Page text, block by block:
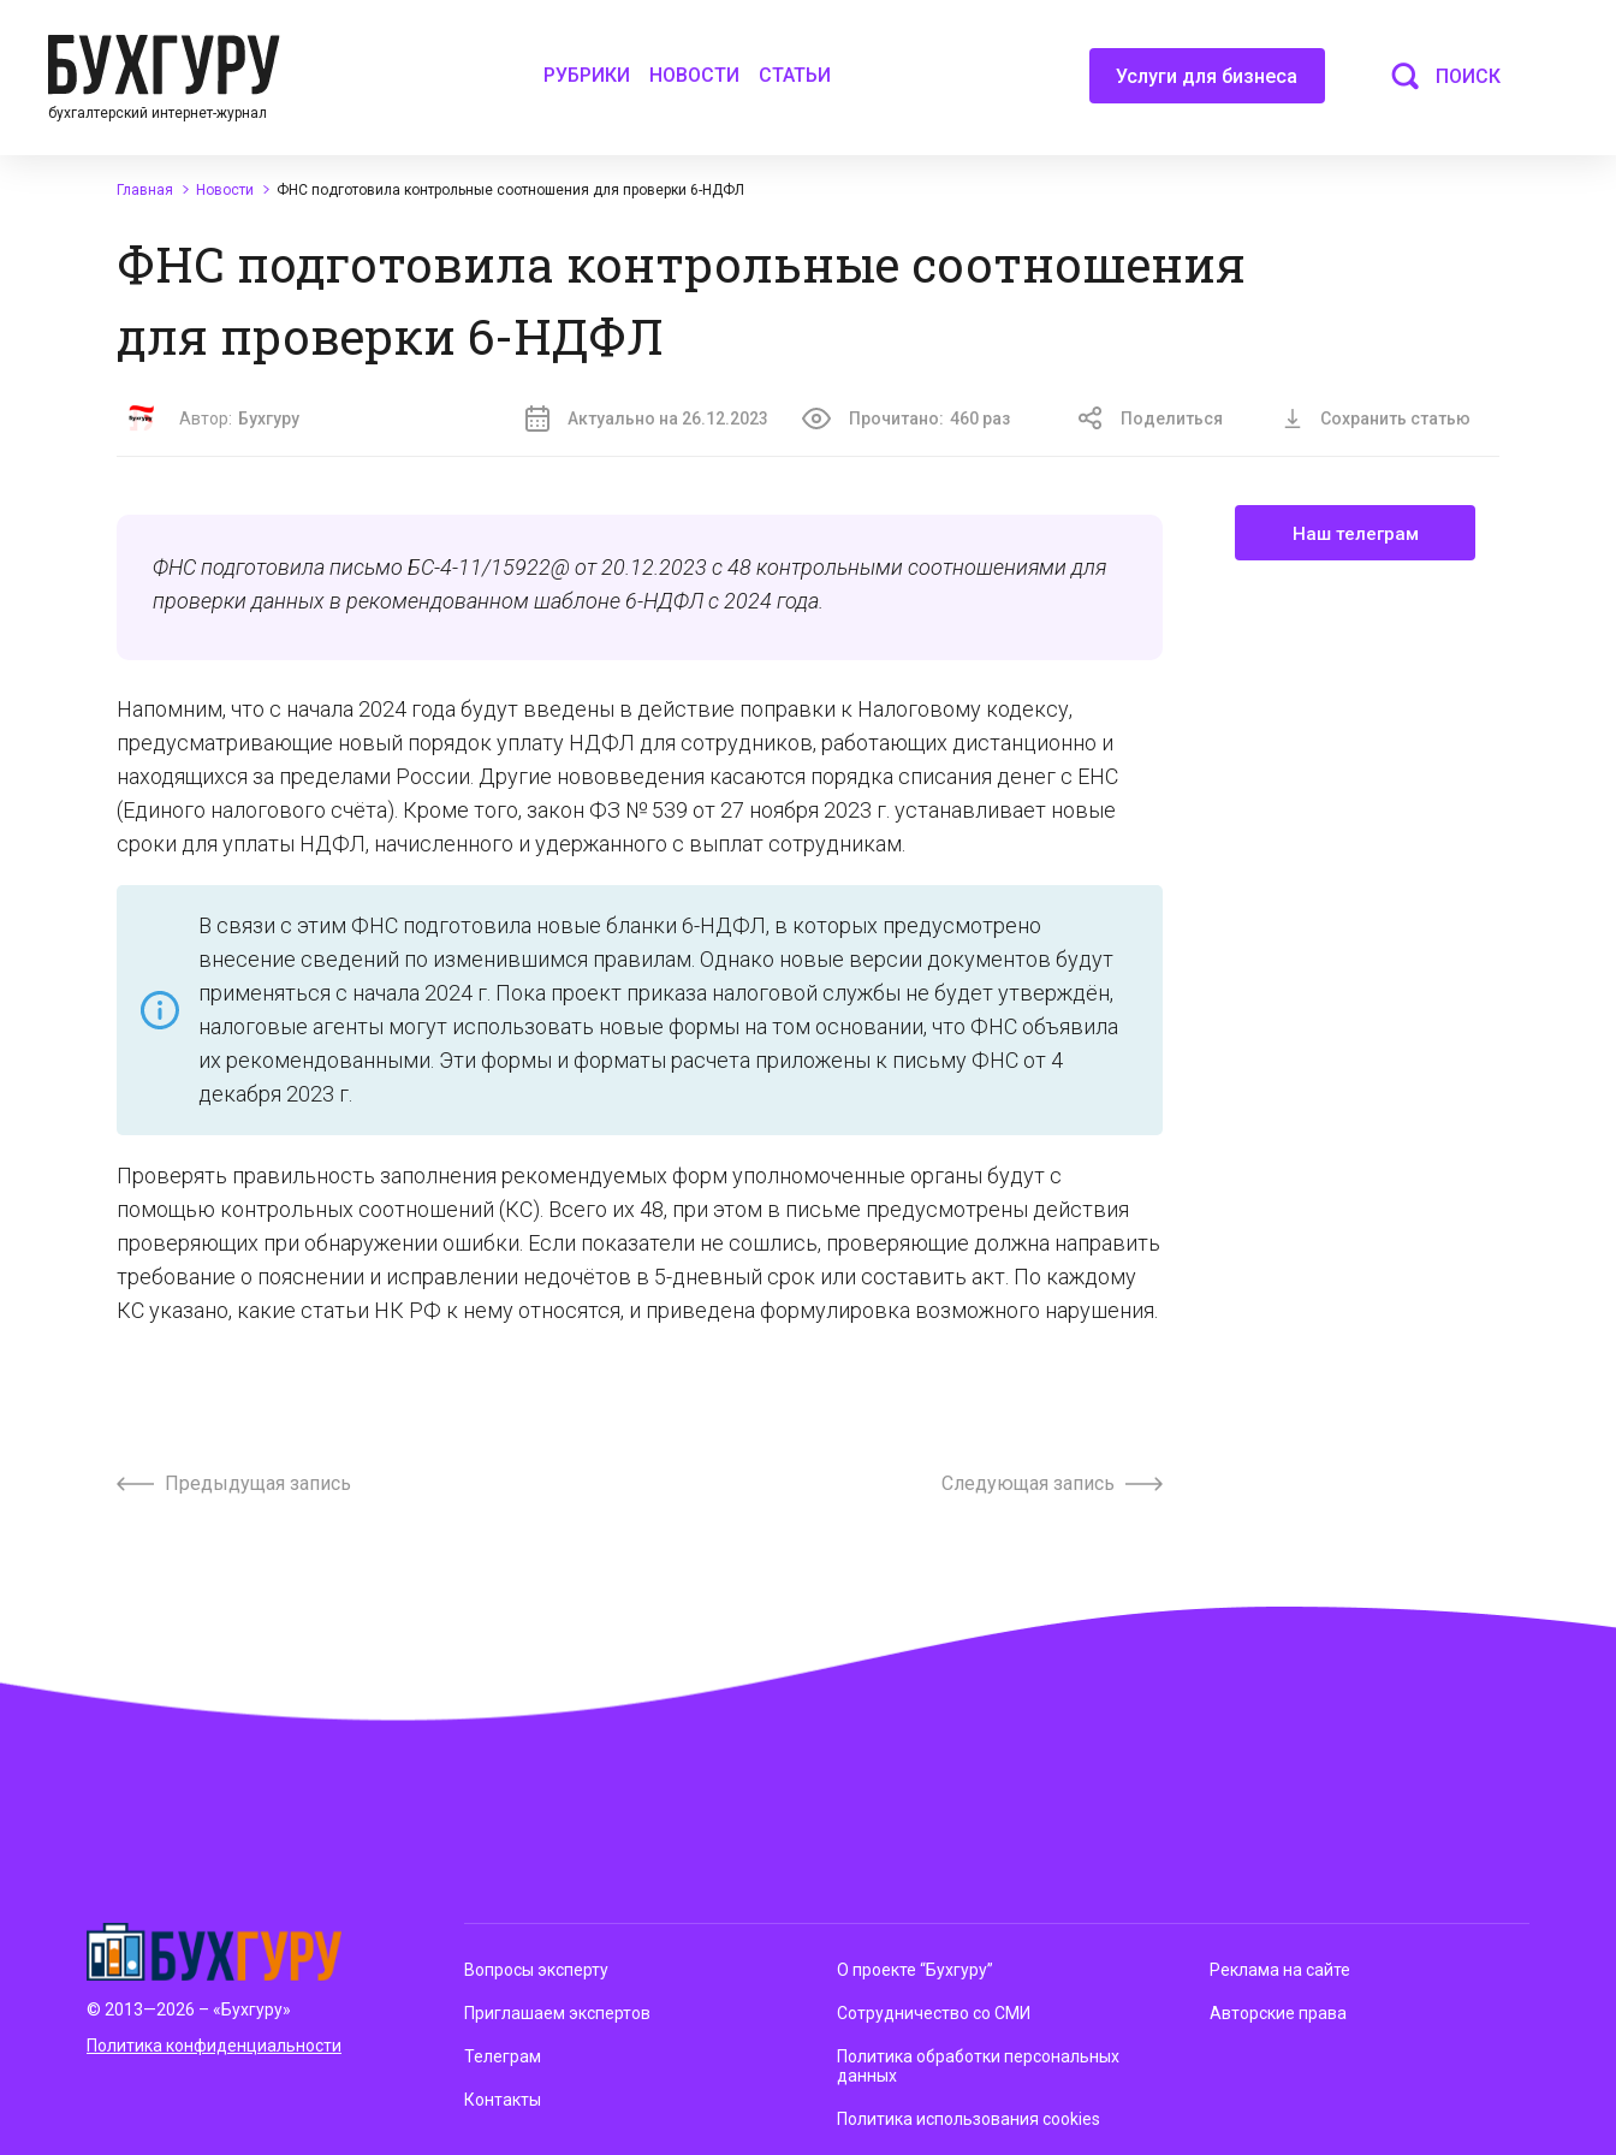
бухгалтерский интернет-журнал
РУБРИКИ НОВОСТИ СТАТЬИ Услуги для бизнеса ПОИСК
Главная Новости ФНС подготовила контрольные соотношения для проверки 6-НДФЛ
ФНС подготовила контрольные соотношения
для проверки 6-НДФЛ
Автор: Бухгуру Актуально на 26.12.2023 Прочитано: 460 раз Поделиться Сохранить статью
Наш телеграм
ФНС подготовила письмо БС-4-11/15922@ от 20.12.2023 с 48 контрольными соотношениями для
проверки данных в рекомендованном шаблоне 6-НДФЛ с 2024 года.
Напомним, что с начала 2024 года будут введены в действие поправки к Налоговому кодексу,
предусматривающие новый порядок уплату НДФЛ для сотрудников, работающих дистанционно и
находящихся за пределами России. Другие нововведения касаются порядка списания денег с ЕНС
(Единого налогового счёта). Кроме того, закон ФЗ № 539 от 27 ноября 2023 г. устанавливает новые
сроки для уплаты НДФЛ, начисленного и удержанного с выплат сотрудникам.
В связи с этим ФНС подготовила новые бланки 6-НДФЛ, в которых предусмотрено
внесение сведений по изменившимся правилам. Однако новые версии документов будут
применяться с начала 2024 г. Пока проект приказа налоговой службы не будет утверждён,
налоговые агенты могут использовать новые формы на том основании, что ФНС объявила
их рекомендованными. Эти формы и форматы расчета приложены к письму ФНС от 4
декабря 2023 г.
Проверять правильность заполнения рекомендуемых форм уполномоченные органы будут с
помощью контрольных соотношений (КС). Всего их 48, при этом в письме предусмотрены действия
проверяющих при обнаружении ошибки. Если показатели не сошлись, проверяющие должна направить
требование о пояснении и исправлении недочётов в 5-дневный срок или составить акт. По каждому
КС указано, какие статьи НК РФ к нему относятся, и приведена формулировка возможного нарушения.
Предыдущая запись Следующая запись
© 2013—2026 – «Бухгуру»
Политика конфиденциальности
Вопросы эксперту
Приглашаем экспертов
Телеграм
Контакты
О проекте “Бухгуру”
Сотрудничество со СМИ
Политика обработки персональных
данных
Политика использования cookies
Реклама на сайте
Авторские права